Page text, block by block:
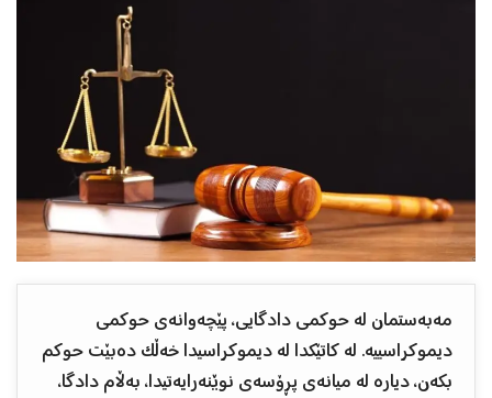
مەبەستمان لە حوکمی دادگایی، پێچەوانەی حوکمی
دیموکراسییە. لە کاتێکدا لە دیموکراسیدا خەڵک دەبێت حوکم
بکەن، دیارە لە میانەی پڕۆسەی نوێنەرایەتیدا، بەڵام دادگا،